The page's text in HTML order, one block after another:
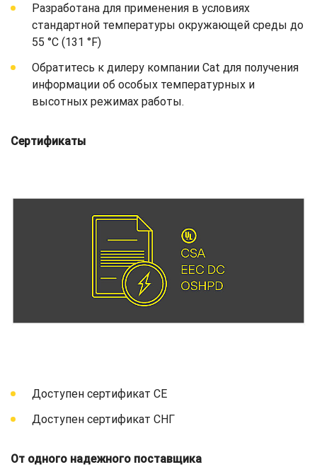
Разработана для применения в условиях
стандартной температуры окружающей среды до
55 °C (131 °F)
Обратитесь к дилеру компании Cat для получения
информации об особых температурных и
высотных режимах работы.
Сертификаты
Доступен сертификат СЕ
Доступен сертификат СНГ
От одного надежного поставщика